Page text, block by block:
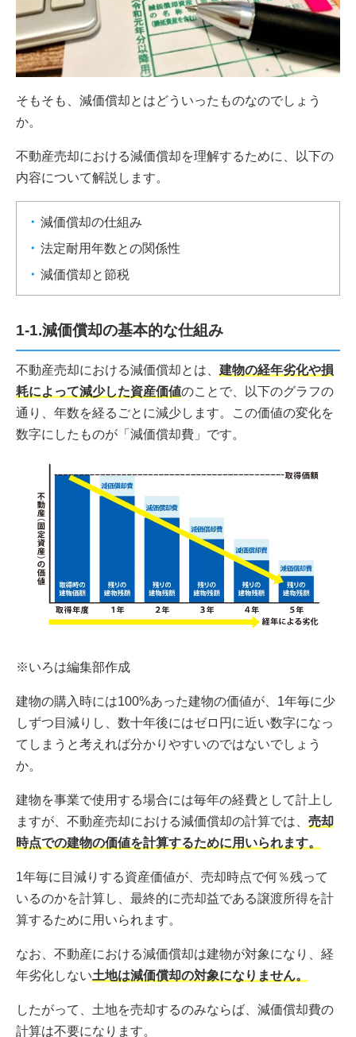
そもそも、減価償却とはどういったものなのでしょう
か。
不動産売却における減価償却を理解するために、以下の
内容について解説します。
減価償却の仕組み
法定耐用年数との関係性
減価償却と節税
1-1.減価償却の基本的な仕組み
不動産売却における減価償却とは、 建物の経年劣化や損
耗によって減少した資産価値のことで、以下のグラフの
通り、年数を経るごとに減少します。この価値の変化を
数字にしたものが「減価償却費」です。
※いろは編集部作成
建物の購入時には100%あった建物の価値が、1年毎に少
しずつ目減りし、数十年後にはゼロ円に近い数字になっ
てしまうと考えれば分かりやすいのではないでしょう
か。
建物を事業で使用する場合には毎年の経費として計上し
ますが、不動産売却における減価償却の計算では、 売却
時点での建物の価値を計算するために用いられます。
1年毎に目減りする資産価値が、売却時点で何％残って
いるのかを計算し、最終的に売却益である譲渡所得を計
算するために用いられます。
なお、不動産における減価償却は建物が対象になり、経
年劣化しない土地は減価償却の対象になりません。
したがって、土地を売却するのみならば、減価償却費の
計算は不要になります。